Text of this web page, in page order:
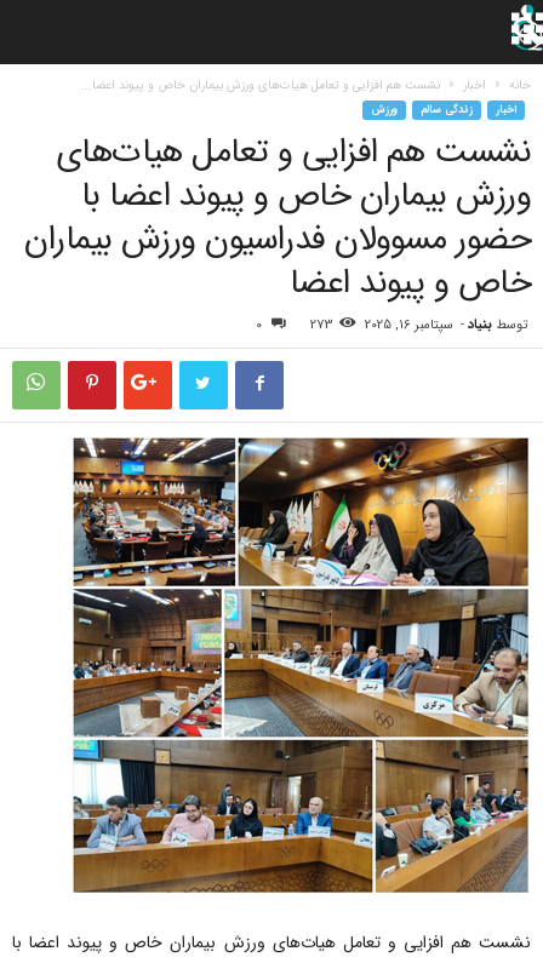
خانه اخبار نشست هم افزایی و تعامل هیات‌های ورزش بیماران خاص و پیوند اعضا...
اخبار زندگی سالم ورزش
نشست هم افزایی و تعامل هیات‌های
ورزش بیماران خاص و پیوند اعضا با
حضور مسوولان فدراسیون ورزش بیماران
خاص و پیوند اعضا
توسط بنیاد- سپتامبر 16, 2025 273
0
نشست هم افزایی و تعامل هیات‌های ورزش بیماران خاص و پیوند اعضا با